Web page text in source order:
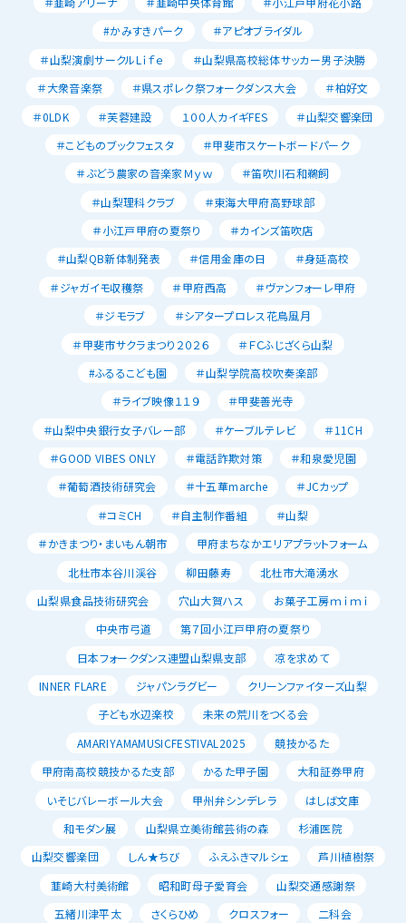
#かみすきパーク
＃アピオブライダル
＃山梨演劇サークルLｉｆｅ
＃山梨県高校総体サッカー男子決勝
＃大衆音楽祭
＃県スポレク祭フォークダンス大会
＃柏好文
＃0LDK
＃芙蓉建設 １００人カイギFES
＃山梨交響楽団
＃こどものブックフェスタ
＃甲斐市スケートボードパーク
＃ぶどう農家の音楽家Ｍｙｗ
＃笛吹川石和鵜飼
＃山梨理科クラブ
＃東海大甲府高野球部
＃小江戸甲府の夏祭り
＃カインズ笛吹店
＃山梨QB新体制発表
＃信用金庫の日
＃身延高校
＃ジャガイモ収穫祭
＃甲府西高
＃ヴァンフォーレ甲府
＃ジモラブ
＃シアタープロレス花鳥風月
＃甲斐市サクラまつり２０２６
＃ＦＣふじざくら山梨
#ふるるこども園
＃山梨学院高校吹奏楽部
＃ライブ映像１１９
＃甲斐善光寺
＃山梨中央銀行女子バレー部
＃ケーブルテレビ
＃11CH
＃GOOD VIBES ONLY
＃電話詐欺対策
＃和泉愛児園
＃葡萄酒技術研究会
＃十五華marche
＃JCカップ
＃コミCH
＃自主制作番組
＃山梨
＃かきまつり・まいもん朝市
甲府まちなかエリアプラットフォーム
北杜市本谷川渓谷
柳田藤寿
北杜市大滝湧水
山梨県食品技術研究会
穴山大賀ハス
お菓子工房ｍｉｍｉ
中央市弓道
第７回小江戸甲府の夏祭り
日本フォークダンス連盟山梨県支部
凉を求めて
INNER FLARE
ジャパンラグビー
クリーンファイターズ山梨
子ども水辺楽校
未来の荒川をつくる会
AMARIYAMAMUSICFESTIVAL2025
競技かるた
甲府南高校競技かるた支部
かるた甲子園
大和証券甲府
いそじバレーボール大会
甲州弁シンデレラ
はしば文庫
和モダン展
山梨県立美術館芸術の森
杉浦医院
山梨交響楽団
しん★ちび ふえふきマルシェ
芦川植樹祭
韮崎大村美術館
昭和町母子愛育会
山梨交通感謝祭
五緒川津平太
さくらひめ クロスフォー
二科会